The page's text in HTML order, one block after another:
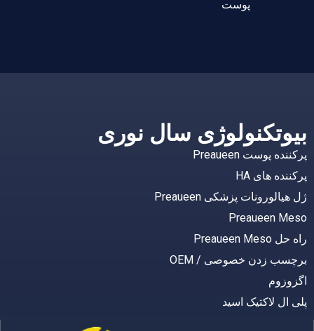
پوست
بیوتکنولوژی سال نوری
پرکننده پوست Preaueen
پرکننده های HA
ژل هیالورونات پزشکی Preaueen
Preaueen Meso
راه حل Preaueen Meso
برچسب زدن خصوصی / OEM
اگزوزوم
پلی ال لاکتیک اسید